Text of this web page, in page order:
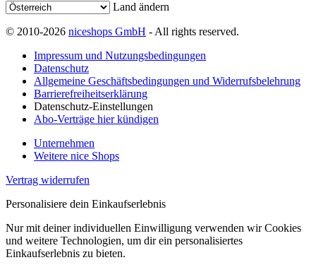
Land ändern
© 2010-2026 niceshops GmbH - All rights reserved.
Impressum und Nutzungsbedingungen
Datenschutz
Allgemeine Geschäftsbedingungen und Widerrufsbelehrung
Barrierefreiheitserklärung
Datenschutz-Einstellungen
Abo-Verträge hier kündigen
Unternehmen
Weitere nice Shops
Vertrag widerrufen
Personalisiere dein Einkaufserlebnis
Nur mit deiner individuellen Einwilligung verwenden wir Cookies
und weitere Technologien, um dir ein personalisiertes
Einkaufserlebnis zu bieten.